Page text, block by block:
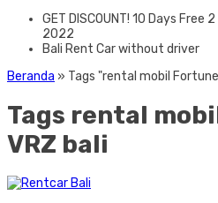
GET DISCOUNT! 10 Days Free
2022
Bali Rent Car without driver
Beranda » Tags "rental mobil
Tags rental
VRZ bali